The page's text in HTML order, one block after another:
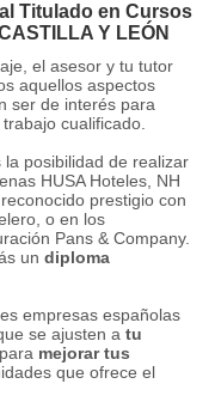
Titulado en Cursos
Y LEÓN
el asesor y tu tutor
aquellos aspectos
ser de interés para
cualificado.
posibilidad de realizar
HUSA Hoteles, NH
prestigio con
o en los
Pans & Company.
un diploma
empresas españolas
se ajusten a tu
mejorar tus
que ofrece el